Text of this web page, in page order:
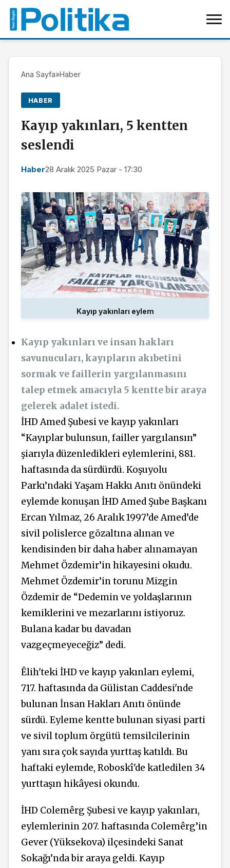
Ana Sayfa»Haber
HABER
Kayıp yakınları, 5 kentten
seslendi
Haber28 Aralık 2025 Pazar - 17:30
Kayıp yakınları eylem
Kayıp yakınları ve insan hakları
savunucuları, kayıpların akıbetini
sormak ve faillerin yargılanmasını
talep etmek amacıyla 5 kentte bir araya
gelerek adalet istedi.
İHD Amed Şubesi ve kayıp yakınları
“Kayıplar bulunsun, failler yargılansın”
şiarıyla düzenledikleri eylemlerini, 881.
haftasında da sürdürdü. Koşuyolu
Parkı’ndaki Yaşam Hakkı Anıtı önündeki
eylemde konuşan İHD Amed Şube Başkanı
Ercan Yılmaz, 26 Aralık 1997’de Amed’de
sivil polislerce gözaltına alınan ve
kendisinden bir daha haber alınamayan
Mehmet Özdemir’in hikayesini okudu.
Mehmet Özdemir’in torunu Mizgin
Özdemir de “Dedemin ve yoldaşlarının
kemiklerini ve mezarlarını istiyoruz.
Bulana kadar bu davadan
vazgeçmeyeceğiz” dedi.
Êlih'teki İHD ve kayıp yakınları eylemi,
717. haftasında da Gülistan Caddesi'nde
bulunan İnsan Hakları Anıtı önünde
sürdü. Eyleme kentte bulunan siyasi parti
ve sivil toplum örgütü temsilcilerinin
yanı sıra çok sayıda yurttaş katıldı. Bu
haftaki eylemde, Roboskî'de katledilen 34
yurttaşın hikâyesi okundu.
İHD Colemêrg Şubesi ve kayıp yakınları,
eylemlerinin 207. haftasında Colemêrg’in
Gever (Yüksekova) ilçesindeki Sanat
Sokağı’nda bir araya geldi. Kayıp